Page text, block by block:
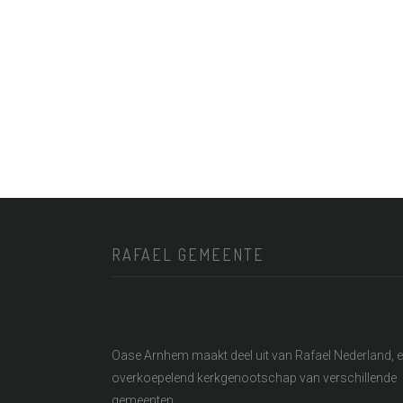
RAFAEL GEMEENTE
Oase Arnhem maakt deel uit van Rafael Nederland ,
overkoepelend kerkgenootschap van verschillende